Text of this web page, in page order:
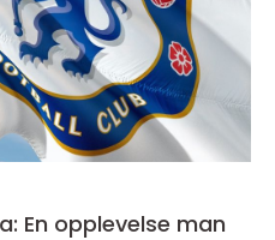
En opplevelse man